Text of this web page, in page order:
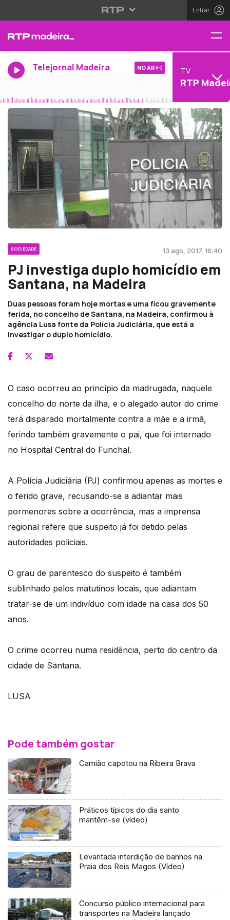
Entrar
Telejornal Madeira NO AR TV
RTP
SOCIEDADE 13 ago, 2017, 16:40
PJ investiga duplo homicídio em
Santana, na Madeira
Duas pessoas foram hoje mortas e uma ficou gravemente
ferida, no concelho de Santana, na Madeira, confirmou à
agência Lusa fonte da Polícia Judiciária, que está a
investigar o duplo homicídio.
O caso ocorreu ao princípio da madrugada, naquele
concelho do norte da ilha, e o alegado autor do crime
terá disparado mortalmente contra a mãe e a irmã,
ferindo também gravemente o pai, que foi internado
no Hospital Central do Funchal.
A Polícia Judiciária (PJ) confirmou apenas as mortes e
o ferido grave, recusando-se a adiantar mais
pormenores sobre a ocorrência, mas a imprensa
regional refere que suspeito já foi detido pelas
autoridades policiais.
O grau de parentesco do suspeito é também
sublinhado pelos matutinos locais, que adiantam
tratar-se de um indivíduo com idade na casa dos 50
anos.
O crime ocorreu numa residência, perto do centro da
cidade de Santana.
LUSA
Pode também gostar
Camião capotou na Ribeira Brava
Práticos típicos do dia santo
mantêm-se (vídeo)
Levantada interdição de banhos na
Praia dos Reis Magos (Vídeo)
Concurso público internacional para
transportes na Madeira lançado